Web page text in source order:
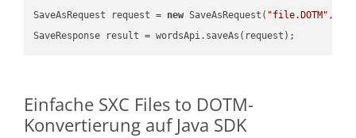
SaveAsRequest request = new SaveAsRequest( "file.DOTM"
Einfache SXC Files to DOTM-
Konvertierung auf Java SDK